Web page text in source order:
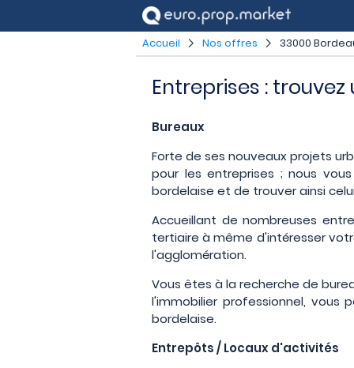
Accueil Nos offres 33000
Entreprises :
Bureaux
Forte de ses nouveaux projets
pour les entreprises ; nous
bordelaise et de trouver ainsi
Accueillant de nombreuses
tertiaire à même d'intéresser
l'agglomération.
Vous êtes à la recherche de
l'immobilier professionnel,
bordelaise.
Entrepôts / Locaux d'activités